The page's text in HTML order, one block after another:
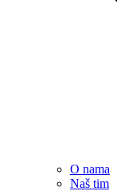
O nama
Naš tim